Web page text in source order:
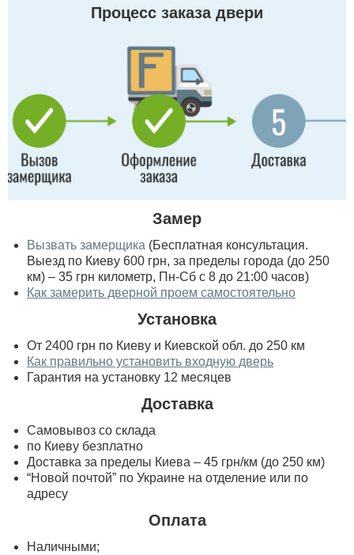
Процесс заказа двери
Замер
Вызвать замерщика (Бесплатная консультация.
Выезд по Киеву 600 грн, за пределы города (до 250
км) – 35 грн километр, Пн-Сб с 8 до 21:00 часов)
Как замерить дверной проем самостоятельно
Установка
От 2400 грн по Киеву и Киевской обл. до 250 км
Как правильно установить входную дверь
Гарантия на установку 12 месяцев
Доставка
Самовывоз со склада
по Киеву безплатно
Доставка за пределы Киева – 45 грн/км (до 250 км)
“Новой почтой” по Украине на отделение или по
адресу
Оплата
Наличными;